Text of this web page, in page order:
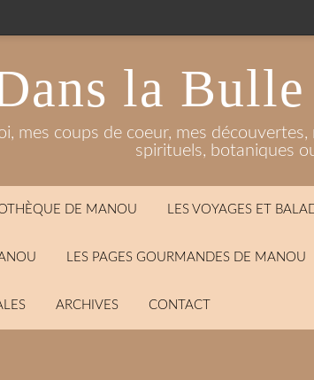
la
mes coups de coeur, mes
spirituels, botaniques
DE MANOU LES VOYAGES ET
LES PAGES GOURMANDES DE MANOU
ARCHIVES CONTACT